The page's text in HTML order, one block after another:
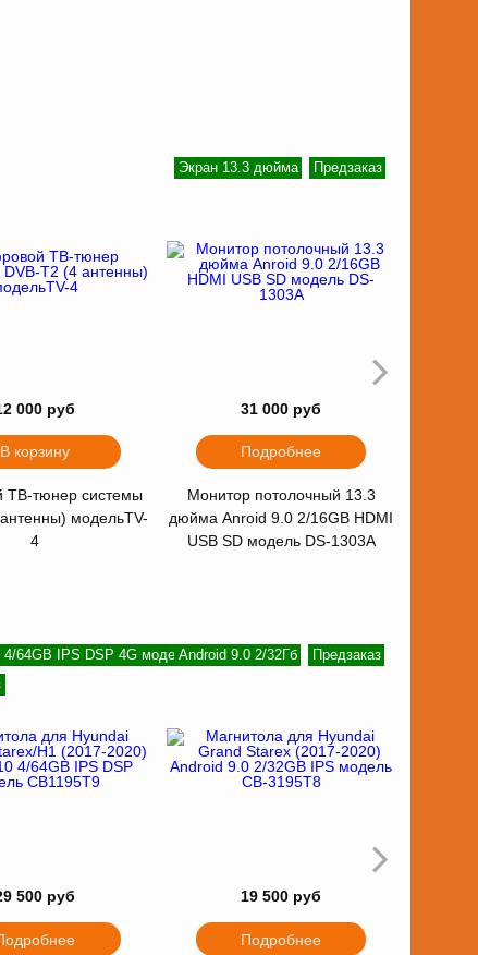
000 руб
В корзину
ТВ-тюнер системы
модельTV-
4
Экран 13.3 дюйма Предзаказ
31 000 руб
Подробнее
Монитор потолочный 13.3
дюйма Anroid 9.0 2/16GB HDMI
USB SD модель DS-1303A
4/64GB IPS DSP 4G модем
500 руб
Android 9.0 2/32Гб Предзаказ
19 500 руб
Подробнее